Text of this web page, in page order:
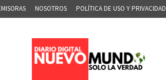
NOSOTROS POLÍTICA DE USO Y PRIVACIDAD